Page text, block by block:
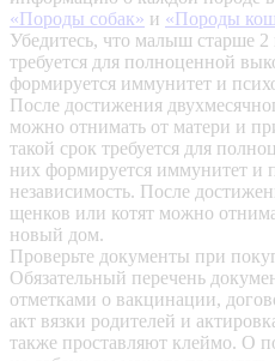
«Породы собак» и «Породы
Убедитесь, что малыш старше 2
требуется для полноценной
формируется иммунитет и
После достижения
можно отнимать от матери и
такой срок требуется для
них формируется иммунитет и
независимость. После
щенков или котят можно
новый дом.
Проверьте документы при
Обязательный перечень
отметками о вакцинации,
акт вязки родителей и
также проставляют клеймо. О